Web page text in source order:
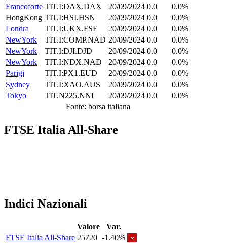
Francoforte TIT.I:DAX.DAX 20/09/2024 0.0
0.0%
HongKong TIT.I:HSI.HSN 20/09/2024 0.0
0.0%
Londra
TIT.I:UKX.FSE 20/09/2024 0.0
0.0%
NewYork
TIT.I:COMP.NAD 20/09/2024 0.0
0.0%
NewYork
TIT.I:DJI.DJD 20/09/2024 0.0
0.0%
NewYork
TIT.I:NDX.NAD 20/09/2024 0.0
0.0%
Parigi
TIT.I:PX1.EUD 20/09/2024 0.0
0.0%
Sydney
TIT.I:XAO.AUS 20/09/2024 0.0
0.0%
Tokyo
TIT.N225.NNI 20/09/2024 0.0
0.0%
Fonte: borsa italiana
FTSE Italia All-Share
Indici Nazionali
Valore
Var.
FTSE Italia All-Share 25720 -1.40%